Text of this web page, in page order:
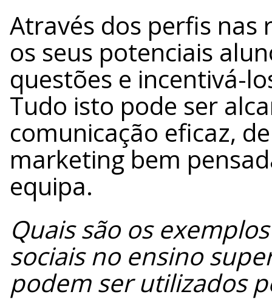
Através dos perfis nas
os seus potenciais
questões e incentivá-
Tudo isto pode ser
comunicação eficaz,
marketing bem
equipa.
Quais são os
sociais no ensino
podem ser utilizados